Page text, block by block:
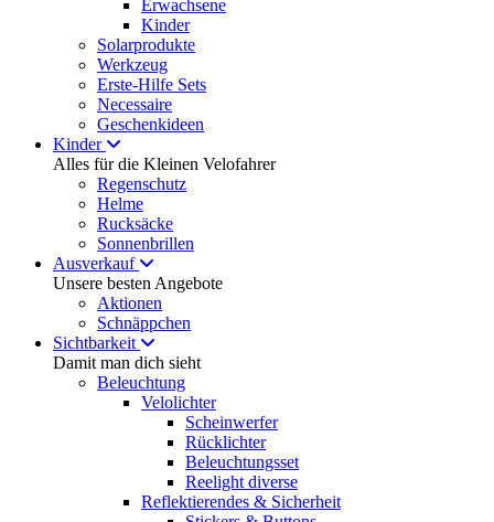
Erwachsene
Kinder
Solarprodukte
Werkzeug
Erste-Hilfe Sets
Necessaire
Geschenkideen
Kinder
Alles für die Kleinen Velofahrer
Regenschutz
Helme
Rucksäcke
Sonnenbrillen
Ausverkauf
Unsere besten Angebote
Aktionen
Schnäppchen
Sichtbarkeit
Damit man dich sieht
Beleuchtung
Velolichter
Scheinwerfer
Rücklichter
Beleuchtungsset
Reelight diverse
Reflektierendes & Sicherheit